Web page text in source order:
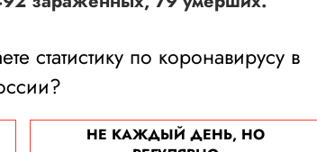
статистику по коронавирусу в
НЕ КАЖДЫЙ ДЕНЬ, НО